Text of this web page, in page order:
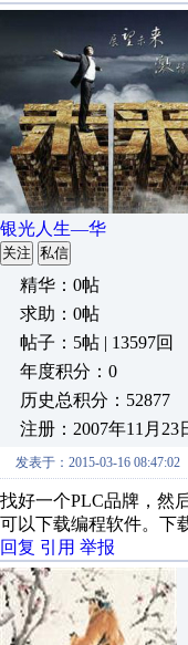
银光人生—华
关注 私信
精华：0帖
求助：0帖
帖子：5帖 | 13597回
年度积分：0
历史总积分：52877
注册：2007年11月23
发表于：2015-03-16 08:47:02
找好一个PLC品牌，然
可以下载编程软件。下
回复 引用 举报